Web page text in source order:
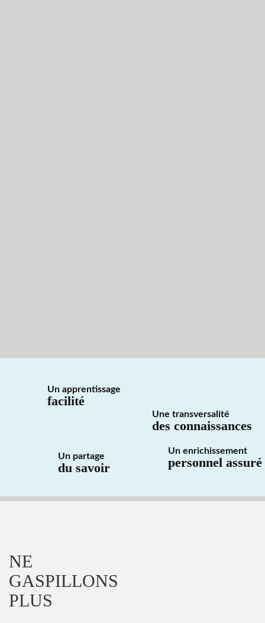
Un apprentissage
facilité
Une transversalité
des connaissances
Un partage
du savoir
Un enrichissement
personnel assuré
NE
GASPILLONS
PLUS